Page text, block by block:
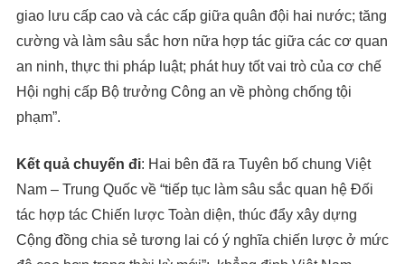
giao lưu cấp cao và các cấp giữa quân đội hai nước; tăng
cường và làm sâu sắc hơn nữa hợp tác giữa các cơ quan
an ninh, thực thi pháp luật; phát huy tốt vai trò của cơ chế
Hội nghị cấp Bộ trưởng Công an về phòng chống tội
phạm”.
Kết quả chuyến đi: Hai bên đã ra Tuyên bố chung Việt
Nam – Trung Quốc về “tiếp tục làm sâu sắc quan hệ Đối
tác hợp tác Chiến lược Toàn diện, thúc đẩy xây dựng
Cộng đồng chia sẻ tương lai có ý nghĩa chiến lược ở mức